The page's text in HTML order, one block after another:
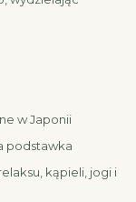
w Japonii
podstawka
kąpieli, jogi i